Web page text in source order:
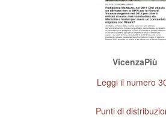
VicenzaPiù
Leggi il numero
Punti di